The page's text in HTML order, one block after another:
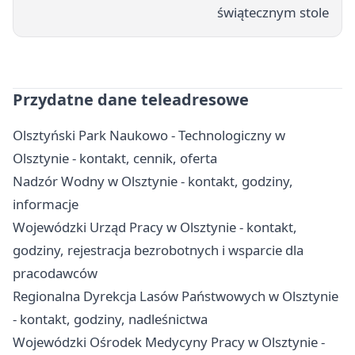
świątecznym stole
Przydatne dane teleadresowe
Olsztyński Park Naukowo - Technologiczny w
Olsztynie - kontakt, cennik, oferta
Nadzór Wodny w Olsztynie - kontakt, godziny,
informacje
Wojewódzki Urząd Pracy w Olsztynie - kontakt,
godziny, rejestracja bezrobotnych i wsparcie dla
pracodawców
Regionalna Dyrekcja Lasów Państwowych w Olsztynie
- kontakt, godziny, nadleśnictwa
Wojewódzki Ośrodek Medycyny Pracy w Olsztynie -